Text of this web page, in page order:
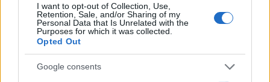
I want to opt-out of Collection, Use,
Retention, Sale, and/or Sharing of my
Personal Data that Is Unrelated with the
Purposes for which it was collected.
Opted Out
Google consents